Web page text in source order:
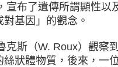
宣布了遺傳所謂顯性以
基因」的觀念。
克斯（W. Roux）觀察
絲狀體物質，後來，一